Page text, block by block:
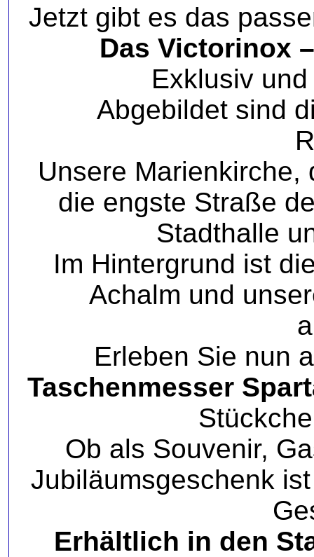
Jetzt gibt es das
Das Victorinox
Exklusiv
Abgebildet sind
Unsere Marienkirche,
die engste Straße
Stadthalle
Im Hintergrund ist
Achalm und
Erleben Sie nun
Taschenmesser
Ob als Souvenir,
Jubiläumsgeschenk
Erhältlich in den